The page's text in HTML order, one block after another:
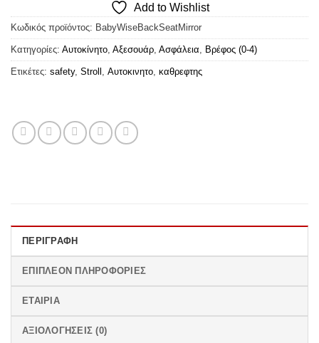
Add to Wishlist
Κωδικός προϊόντος: BabyWiseBackSeatMirror
Κατηγορίες: Αυτοκίνητο, Αξεσουάρ, Ασφάλεια, Βρέφος (0-4)
Ετικέτες: safety, Stroll , Αυτοκινητο, καθρεφτης
ΠΕΡΙΓΡΑΦΉ
ΕΠΙΠΛΈΟΝ ΠΛΗΡΟΦΟΡΊΕΣ
ΕΤΑΙΡΊΑ
ΑΞΙΟΛΟΓΉΣΕΙΣ (0)